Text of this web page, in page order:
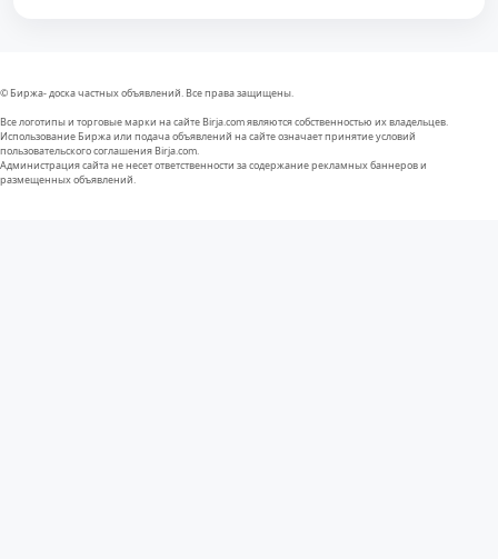
© Биржа- доска частных объявлений. Все права защищены.
Все логотипы и торговые марки на сайте Birja.com являются собственностью их владельцев.
Использование Биржа или подача объявлений на сайте означает принятие условий
пользовательского соглашения Birja.com.
Администрация сайта не несет ответственности за содержание рекламных баннеров и
размещенных объявлений.